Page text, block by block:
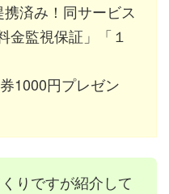
済み！同サービス
金監視保証」「１
1000円プレゼン
りですが紹介して